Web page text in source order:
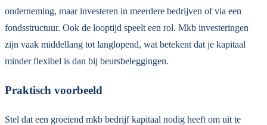
onderneming, maar investeren in meerdere bedrijven of via een
fondsstructuur. Ook de looptijd speelt een rol. Mkb investeringen
zijn vaak middellang tot langlopend, wat betekent dat je kapitaal
minder flexibel is dan bij beursbeleggingen.
Praktisch voorbeeld
Stel dat een groeiend mkb bedrijf kapitaal nodig heeft om uit te